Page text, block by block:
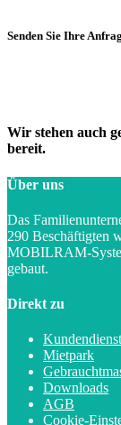
Senden Sie Ihre
Wir stehen auch
bereit.
Über uns
Das
290 Beschäftigten
MOBILRAM-
gebaut.
Direkt zu
Kundendienst
Mietpark
Downloads
AGB
Cookie-